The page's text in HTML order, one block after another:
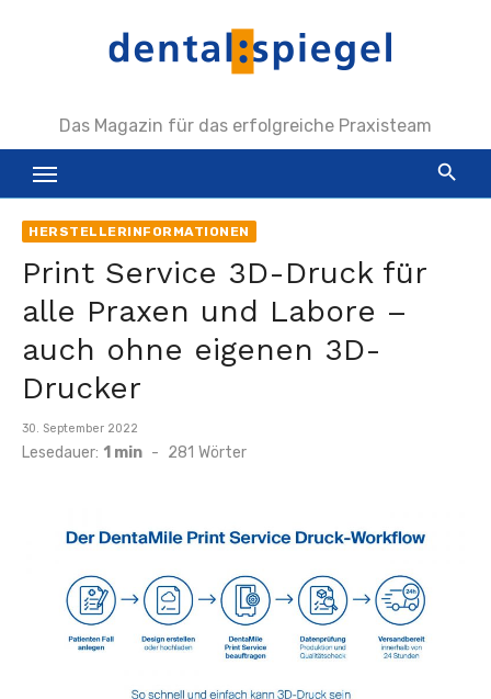
Das Magazin für das erfolgreiche Praxisteam
HERSTELLERINFORMATIONEN
Print Service 3D-Druck für
alle Praxen und Labore –
auch ohne eigenen 3D-
Drucker
Veröffentlicht
am
30. September 2022
Lesedauer: 1 min - 281 Wörter